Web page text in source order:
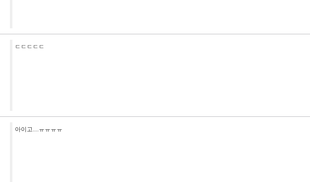
ㄷㄷㄷㄷㄷ
아이고....ㅠㅠㅠㅠ